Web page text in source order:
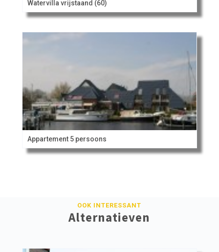
Watervilla vrijstaand (60)
Appartement 5 persoons
OOK INTERESSANT
Alternatieven